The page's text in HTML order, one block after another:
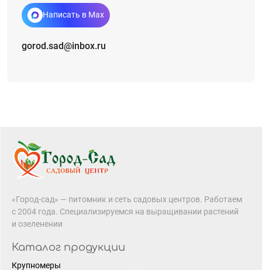
Написать в Max
gorod.sad@inbox.ru
«Город-сад» — питомник и сеть садовых центров. Работаем
с 2004 года. Специализируемся на выращивании растений
и озеленении
Каталог продукции
Крупномеры